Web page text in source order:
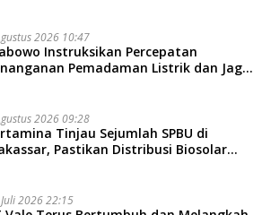
2026 10:47
Instruksikan Percepatan
Pemadaman Listrik dan Jaga
2026 09:28
Tinjau Sejumlah SPBU di
Pastikan Distribusi Biosolar
2026 22:15